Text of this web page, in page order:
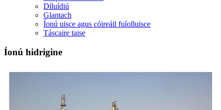
Díluídiú
Glantach
Íonú uisce agus cóireáil fuíolluisce
Táscaire taise
Íonú hidrigine